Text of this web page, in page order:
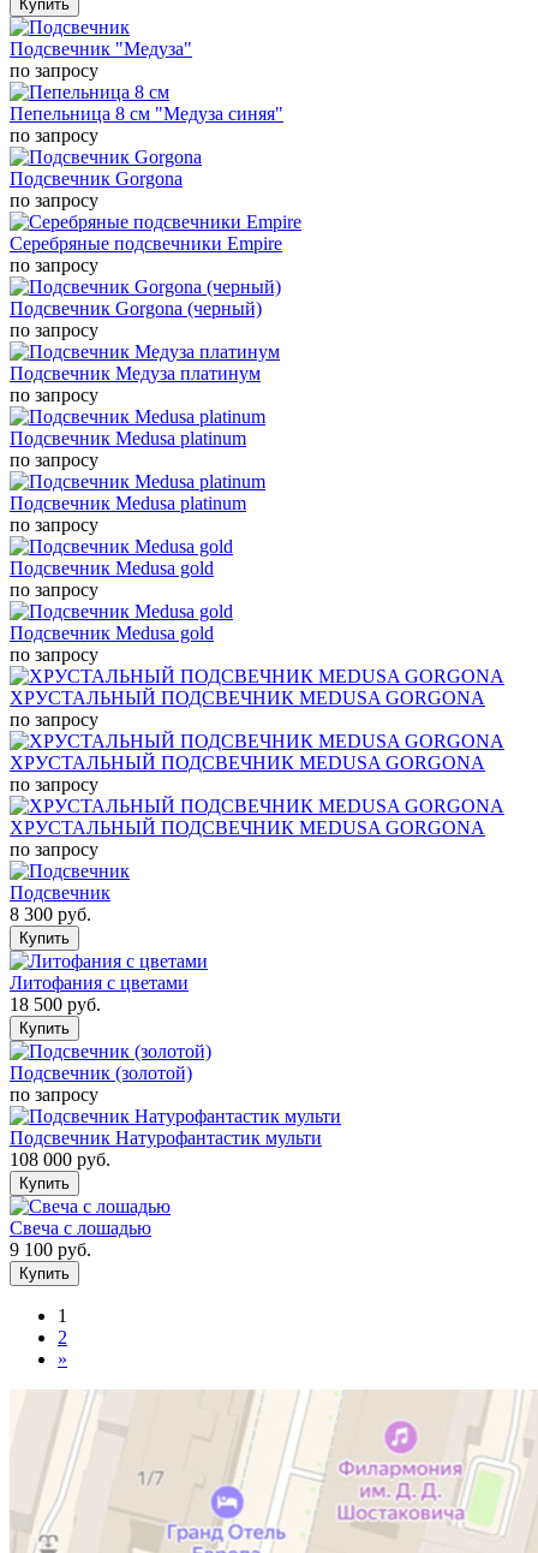
Подсвечник "Медуза"
по запросу
Пепельница 8 см "Медуза синяя"
по запросу
Подсвечник Gorgona
по запросу
Серебряные подсвечники Empire
по запросу
Подсвечник Gorgona (черный)
по запросу
Подсвечник Медуза платинум
по запросу
Подсвечник Medusa platinum
по запросу
Подсвечник Medusa platinum
по запросу
Подсвечник Medusa gold
по запросу
Подсвечник Medusa gold
по запросу
ХРУСТАЛЬНЫЙ ПОДСВЕЧНИК MEDUSA GORGONA
по запросу
ХРУСТАЛЬНЫЙ ПОДСВЕЧНИК MEDUSA GORGONA
по запросу
ХРУСТАЛЬНЫЙ ПОДСВЕЧНИК MEDUSA GORGONA
по запросу
Подсвечник
8 300 руб.
Литофания с цветами
18 500 руб.
Подсвечник (золотой)
по запросу
Подсвечник Натурофантастик мульти
108 000 руб.
Свеча с лошадью
9 100 руб.
1
2
»